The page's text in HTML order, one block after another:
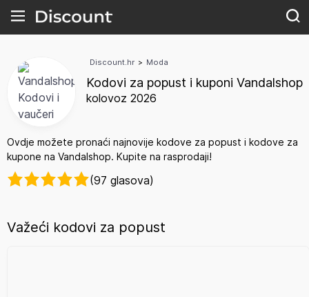
Discount.hr > Moda
Kodovi za popust i kuponi Vandalshop
kolovoz 2026
Ovdje možete pronaći najnovije kodove za popust i kodove za
kupone na Vandalshop. Kupite na rasprodaji!
(97 glasova)
Važeći kodovi za popust